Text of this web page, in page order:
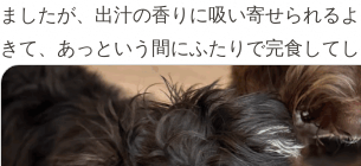
ましたが、出汁の香りに吸い寄せられる
きて、あっという間にふたりで完食してし